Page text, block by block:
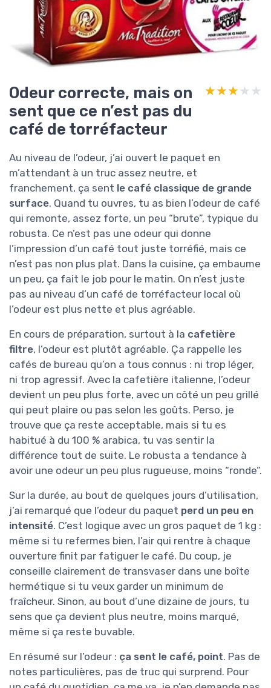
Odeur correcte, mais on
sent que ce n’est pas du
café de torréfacteur
★★★★★
★★★★★
Au niveau de l’odeur, j’ai ouvert le paquet en
m’attendant à un truc assez neutre, et
franchement, ça sent le café classique de grande
surface. Quand tu ouvres, tu as bien l’odeur de café
qui remonte, assez forte, un peu “brute”, typique du
robusta. Ce n’est pas une odeur qui donne
l’impression d’un café tout juste torréfié, mais ce
n’est pas non plus plat. Dans la cuisine, ça embaume
un peu, ça fait le job pour le matin. On n’est juste
pas au niveau d’un café de torréfacteur local où
l’odeur est plus nette et plus agréable.
En cours de préparation, surtout à la cafetière
filtre, l’odeur est plutôt agréable. Ça rappelle les
cafés de bureau qu’on a tous connus : ni trop léger,
ni trop agressif. Avec la cafetière italienne, l’odeur
devient un peu plus forte, avec un côté un peu grillé
qui peut plaire ou pas selon les goûts. Perso, je
trouve que ça reste acceptable, mais si tu es
habitué à du 100 % arabica, tu vas sentir la
différence tout de suite. Le robusta a tendance à
avoir une odeur un peu plus rugueuse, moins “ronde”.
Sur la durée, au bout de quelques jours d’utilisation,
j’ai remarqué que l’odeur du paquet perd un peu en
intensité. C’est logique avec un gros paquet de 1 kg :
même si tu refermes bien, l’air qui rentre à chaque
ouverture finit par fatiguer le café. Du coup, je
conseille clairement de transvaser dans une boîte
hermétique si tu veux garder un minimum de
fraîcheur. Sinon, au bout d’une dizaine de jours, tu
sens que ça devient plus neutre, moins marqué,
même si ça reste buvable.
En résumé sur l’odeur : ça sent le café, point. Pas de
notes particulières, pas de truc qui surprend. Pour